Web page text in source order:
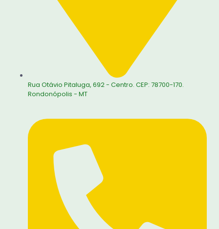
Rua Otávio Pitaluga, 692 - Centro. CEP: 78700-170.
Rondonópolis - MT